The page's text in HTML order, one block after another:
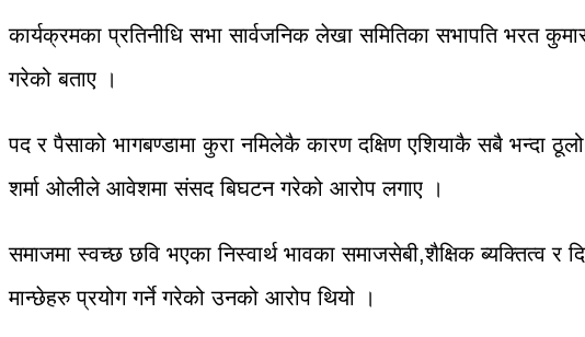
कार्यक्रमका प्रतिनीधि सभा सार्वजनिक लेखा समितिका सभापति भरत
गरेको बताए ।
पद र पैसाको भागबण्डामा कुरा नमिलेकै कारण दक्षिण एशियाकै सबै भन्दा
शर्मा ओलीले आवेशमा संसद बिघटन गरेको आरोप लगाए ।
समाजमा स्वच्छ छवि भएका निस्वार्थ भावका समाजसेबी,शैक्षिक
मान्छेहरु प्रयोग गर्ने गरेको उनको आरोप थियो ।